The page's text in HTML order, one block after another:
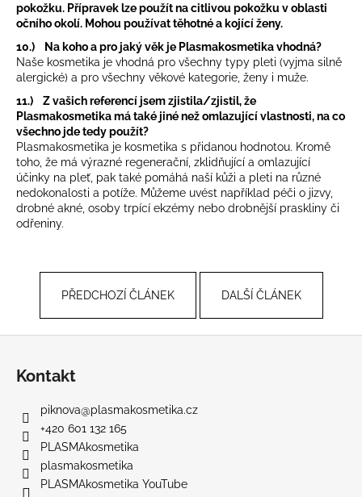
pokožku. Přípravek lze použít na citlivou pokožku v oblasti
očního okolí. Mohou používat těhotné a kojící ženy.
10.) Na koho a pro jaký věk je Plasmakosmetika vhodná?
Naše kosmetika je vhodná pro všechny typy pleti (vyjma silně
alergické) a pro všechny věkové kategorie, ženy i muže.
11.) Z vašich referencí jsem zjistila/zjistil, že
Plasmakosmetika má také jiné než omlazující vlastnosti, na co
všechno jde tedy použít?
Plasmakosmetika je kosmetika s přidanou hodnotou. Kromě
toho, že má výrazné regenerační, zklidňující a omlazující
účinky na pleť, pak také pomáhá naší kůži a pleti na různé
nedokonalosti a potíže. Můžeme uvést například péči o jizvy,
drobné akné, osoby trpící ekzémy nebo drobnější praskliny či
odřeniny.
PŘEDCHOZÍ ČLÁNEK DALŠÍ ČLÁNEK
Kontakt
piknova@plasmakosmetika.cz
+420 601 132 165
PLASMAkosmetika
plasmakosmetika
PLASMAkosmetika YouTube